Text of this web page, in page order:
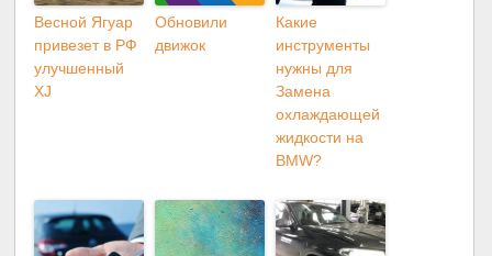
Весной Ягуар
привезет в РФ
улучшенный
XJ
Обновили
движок
Какие
инструменты
нужны для
Замена
охлаждающей
жидкости на
BMW?